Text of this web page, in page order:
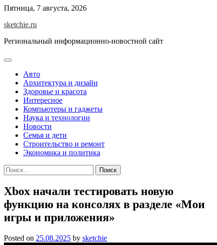
Skip
content
Пятница, 7 августа, 2026
sketchie.ru
Региональный информационно-новостной сайт
Авто
Архитектура и дизайн
Здоровье и красота
Интересное
Компьютеры и гаджеты
Наука и технологии
Новости
Семья и дети
Строительство и ремонт
Экономика и политика
Найти:
Xbox начали тестировать новую
функцию на консолях в разделе «Мои
игры и приложения»
Posted on 25.08.2025 by sketchie